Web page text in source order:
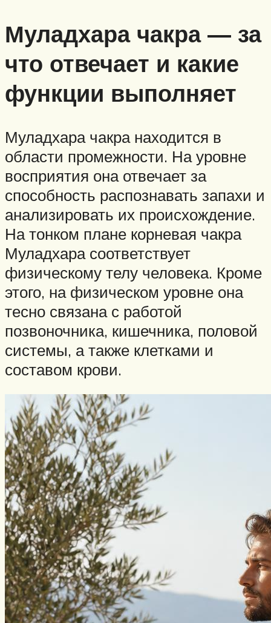
Муладхара чакра — за
что отвечает и какие
функции выполняет
Муладхара чакра находится в
области промежности. На уровне
восприятия она отвечает за
способность распознавать запахи и
анализировать их происхождение.
На тонком плане корневая чакра
Муладхара соответствует
физическому телу человека. Кроме
этого, на физическом уровне она
тесно связана с работой
позвоночника, кишечника, половой
системы, а также клетками и
составом крови.